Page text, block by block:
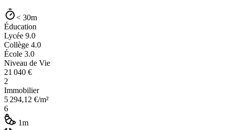
< 30m
Éducation
Lycée 9.0
Collège 4.0
École 3.0
Niveau de Vie
21 040 €
2
Immobilier
5 294,12 €/m²
6
1m